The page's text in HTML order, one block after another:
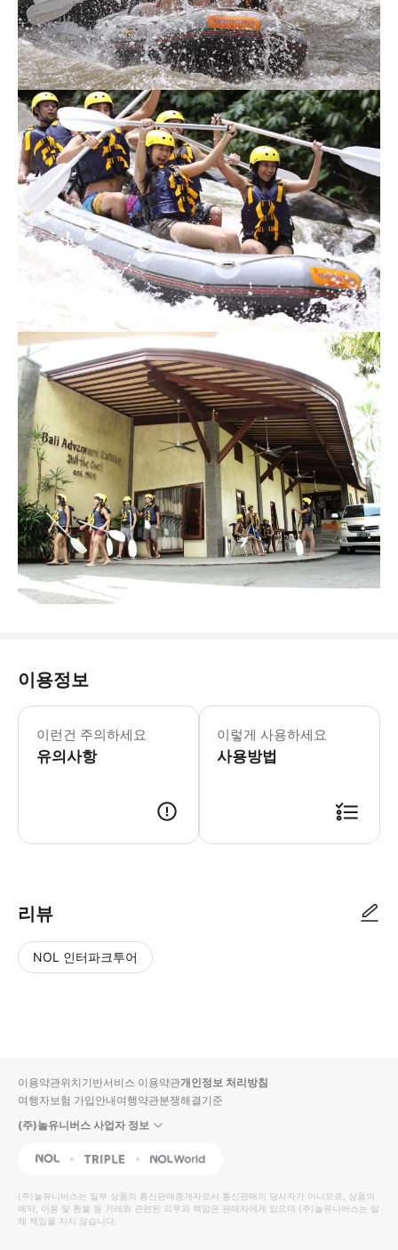
이용정보
이런건 주의하세요
유의사항
- 내부자 팁: * 보트에서 소지품(예: 카
이렇게 사용하세요
사용방법
리뷰
NOL 인터파크투어
입니
다.
높
은
순
동
영
상
순
상
이용약관위치기반서비스 이용약관개인정보 처리방침
여행자보험 가입안내여행약관분쟁해결기준
(주)놀유니버스 사업자 정보
NOL Triple Interpark Global
(주)놀유니버스는 일부 상품의 통신판매중개자로서 통신판매의 당사자가 아니므로, 상품의
예약, 이용 및 환불 등 거래와 관련된 의무와 책임은 판매자에게 있으며 (주)놀유니버스는 일
체 책임을 지지 않습니다.